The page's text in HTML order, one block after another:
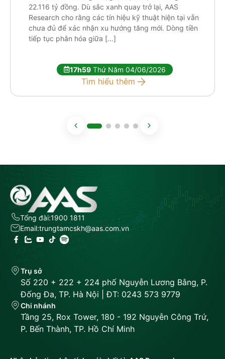
22.116 tỷ đồng. Dù sắc xanh quay trở lại, AAS
Research cho rằng các tín hiệu kỹ thuật hiện tại vẫn
chưa đủ để xác nhận xu hướng tăng mới. Dòng tiền
tiếp tục phân hóa giữa […]
17h59Thứ Năm 04/06/2026
Tìm hiểu thêm
Tổng đài:1900 1811
Email:trungtamcskh@aas.com.vn
Trụ sở
Số 220 + 222 + 224 phố Nguyễn Lương Bằng, P.
Đống Đa, TP. Hà Nội | ĐT: 0243 573 9779
Chi nhánh
Tầng 25, Rox Tower, 180 - 192 Nguyễn Công Trứ,
P. Bến Thành, TP. Hồ Chí Minh